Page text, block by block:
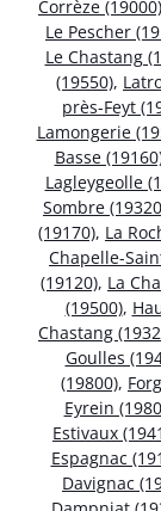
Corrèze (19000)
Le Pescher
Le Chastang
(19550),
près-Feyt
Lamongerie
Basse
Lagleygeolle
Sombre
(19170), La
Chapelle-
(19120), La
(19500),
Chastang
Goulles
(19800),
Eyrein
Estivaux
Espagnac
Davignac